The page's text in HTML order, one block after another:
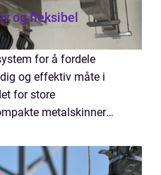
for å fordele
og effektiv måte i
for store
metalskinner
forbrukere. Resultatet